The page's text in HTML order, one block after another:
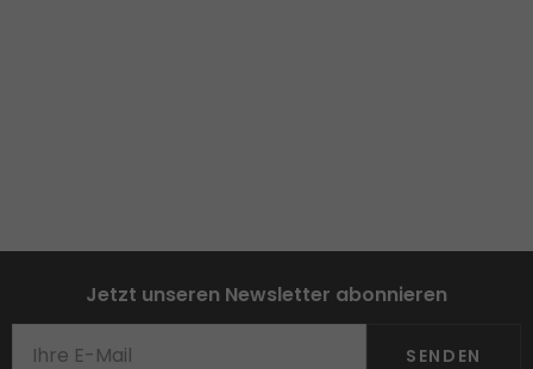
Jetzt unseren Newsletter abonnieren
SENDEN